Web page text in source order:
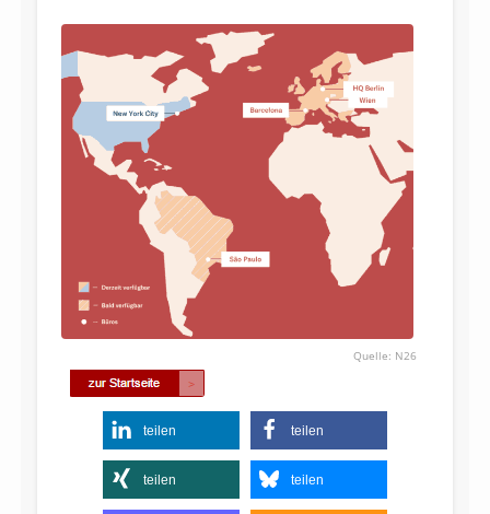
N26
teilen teilen
teilen teilen